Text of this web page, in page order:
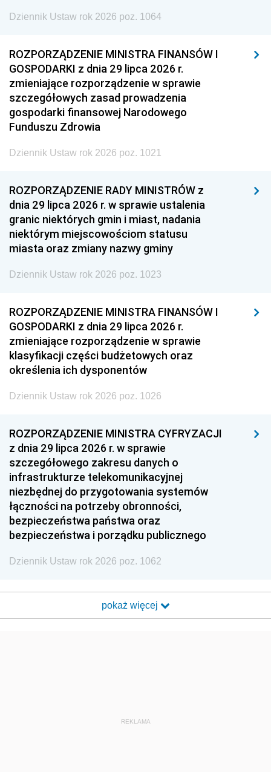
Dziennik Ustaw rok 2026 poz. 1064
ROZPORZĄDZENIE MINISTRA FINANSÓW I
GOSPODARKI z dnia 29 lipca 2026 r.
zmieniające rozporządzenie w sprawie
szczegółowych zasad prowadzenia
gospodarki finansowej Narodowego
Funduszu Zdrowia
Dziennik Ustaw rok 2026 poz. 1021
ROZPORZĄDZENIE RADY MINISTRÓW z
dnia 29 lipca 2026 r. w sprawie ustalenia
granic niektórych gmin i miast, nadania
niektórym miejscowościom statusu
miasta oraz zmiany nazwy gminy
Dziennik Ustaw rok 2026 poz. 1023
ROZPORZĄDZENIE MINISTRA FINANSÓW I
GOSPODARKI z dnia 29 lipca 2026 r.
zmieniające rozporządzenie w sprawie
klasyfikacji części budżetowych oraz
określenia ich dysponentów
Dziennik Ustaw rok 2026 poz. 1026
ROZPORZĄDZENIE MINISTRA CYFRYZACJI
z dnia 29 lipca 2026 r. w sprawie
szczegółowego zakresu danych o
infrastrukturze telekomunikacyjnej
niezbędnej do przygotowania systemów
łączności na potrzeby obronności,
bezpieczeństwa państwa oraz
bezpieczeństwa i porządku publicznego
Dziennik Ustaw rok 2026 poz. 1062
pokaż więcej
REKLAMA